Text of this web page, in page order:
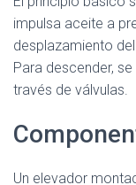
impulsa aceite a
desplazamiento
Para descender,
través de válvulas.
Un elevador